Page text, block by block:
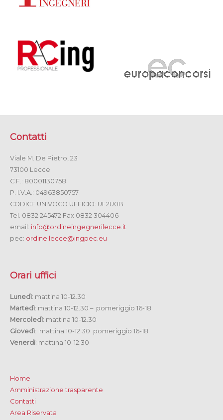
Contatti
Viale M. De Pietro, 23
73100 Lecce
C.F.: 80001130758
P. I.V.A.: 04963850757
CODICE UNIVOCO UFFICIO: UF2U0B
Tel. 0832 245472 Fax 0832 304406
email: info@ordineingegnerilecce.it
pec: ordine.lecce@ingpec.eu
Orari uffici
Lunedì: mattina 10-12.30
Martedì: mattina 10-12.30 – pomeriggio 16-18
Mercoledì: mattina 10-12.30
Giovedì: mattina 10-12.30 pomeriggio 16-18
Venerdì: mattina 10-12.30
Home
Amministrazione trasparente
Contatti
Area Riservata